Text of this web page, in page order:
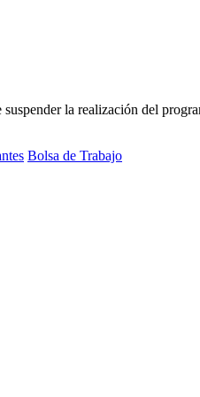
la realización del
Bolsa de Trabajo